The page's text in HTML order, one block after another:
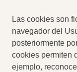
Las cookies son
navegador del
posteriormente
cookies permiten
ejemplo,